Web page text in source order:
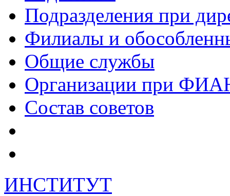
Подразделения при
Филиалы и
Общие службы
Организации при
Состав советов
ИНСТИТУТ